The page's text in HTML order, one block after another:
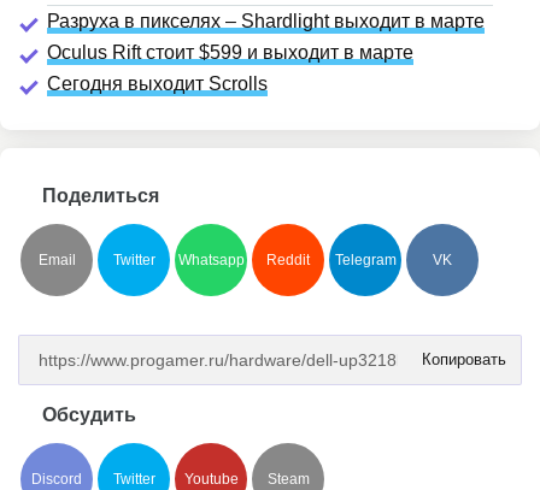
Разруха в пикселях – Shardlight выходит в марте
Oculus Rift стоит $599 и выходит в марте
Сегодня выходит Scrolls
Поделиться
Email Twitter Whatsapp Reddit Telegram VK
Копировать
Обсудить
Discord Twitter Youtube Steam